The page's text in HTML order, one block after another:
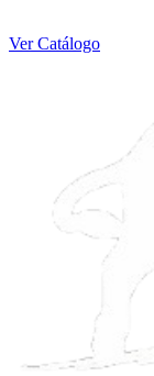
Ver Catálogo